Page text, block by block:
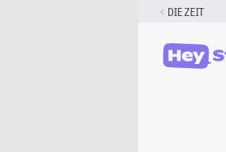
DIE ZEIT